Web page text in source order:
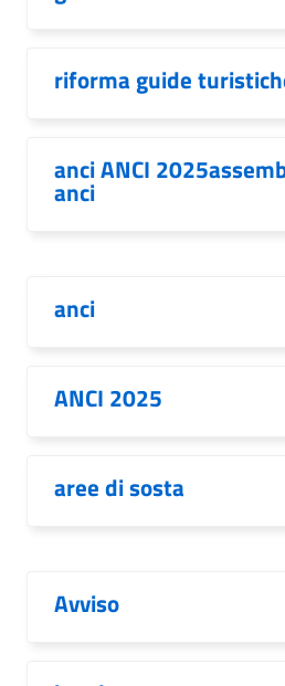
riforma guide
anci ANCI
anci
anci
ANCI 2025
aree di sosta
Avviso